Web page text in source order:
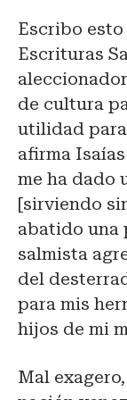
Escribo
Escrituras
de cultura
utilidad
afirma
me ha dado
[sirviendo
abatido una
salmista
del
para mis
hijos de mi
Mal